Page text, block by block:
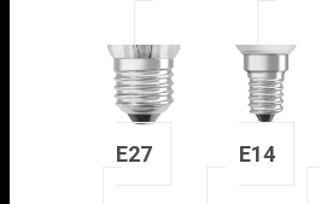
E27 E14